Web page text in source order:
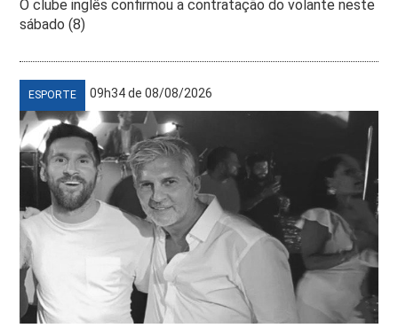
O clube inglês confirmou a contratação do volante neste
sábado (8)
ESPORTE 09h34 de 08/08/2026